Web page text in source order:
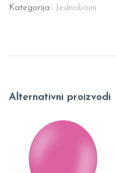
Kategorija:
Jednobojni
Alternativni proizvodi